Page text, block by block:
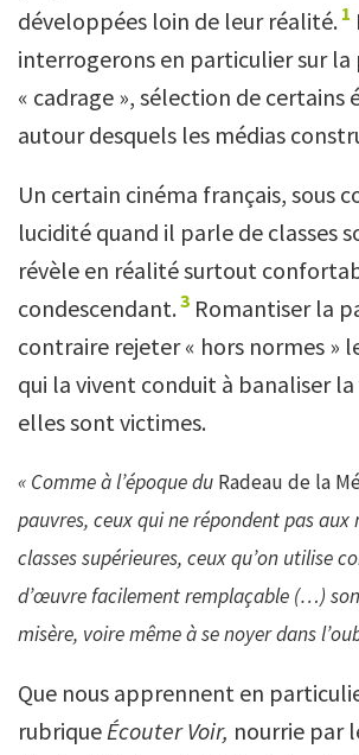
développées loin de leur réalité. 1
interrogerons en particulier sur la
« cadrage », sélection de certains
autour desquels les médias
Un certain cinéma français, sous
lucidité quand il parle de classes
révèle en réalité surtout
condescendant.3 Romantiser la
contraire rejeter « hors normes »
qui la vivent conduit à banaliser
elles sont victimes.
« Comme à l’époque du Radeau de la
pauvres, ceux qui ne répondent pas aux
classes supérieures, ceux qu’on utilise
d’œuvre facilement remplaçable (…)
misère, voire même à se noyer dans
Que nous apprennent en
rubriqueÉcouter Voir, nourrie par